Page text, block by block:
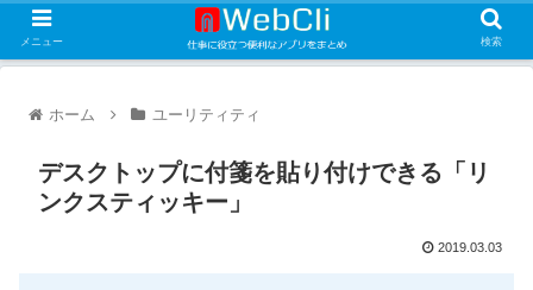
ホーム ユーリティティ
デスクトップに付箋を貼り付けできる「リ
ンクスティッキー」
2019.03.03
メニュー 検索